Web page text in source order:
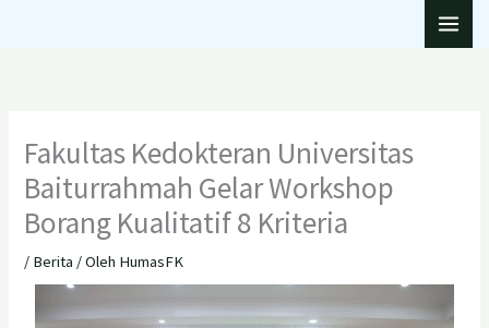
Fakultas Kedokteran Universitas
Baiturrahmah Gelar Workshop
Borang Kualitatif 8 Kriteria
/ Berita / Oleh HumasFK